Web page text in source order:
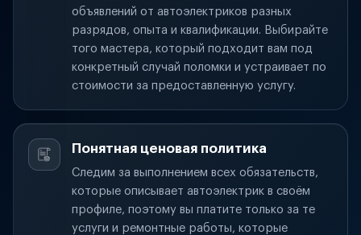
объявлений от автоэлектриков разных
разрядов, опыта и квалификации. Выбирайте
того мастера, который подходит вам под
конкретный случай поломки и устраивает по
стоимости за предоставленную услугу.
Понятная ценовая политика
Следим за выполнением всех обязательств,
которые описывает автоэлектрик в своём
профиле, поэтому вы платите только за те
услуги и ремонтные работы, которые